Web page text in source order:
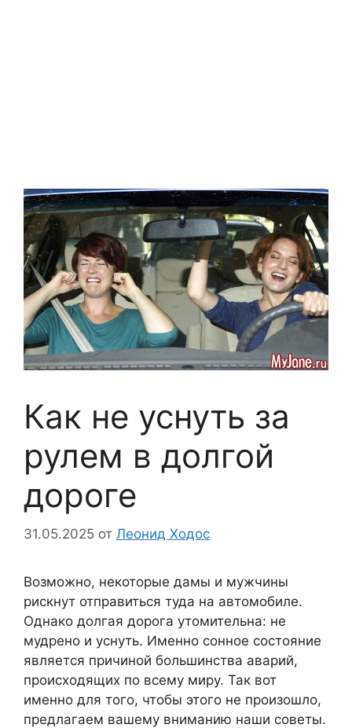
Как не уснуть за
рулем в долгой
дороге
31.05.2025 от Леонид Ходос
Возможно, некоторые дамы и мужчины
рискнут отправиться туда на автомобиле.
Однако долгая дорога утомительна: не
мудрено и уснуть. Именно сонное состояние
является причиной большинства аварий,
происходящих по всему миру. Так вот
именно для того, чтобы этого не произошло,
предлагаем вашему вниманию наши советы.